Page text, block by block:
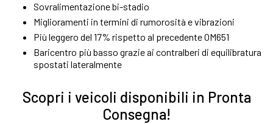
Sovralimentazione bi-stadio
Miglioramenti in termini di rumorosità e vibrazioni
Più leggero del 17% rispetto al precedente OM651
Baricentro più basso grazie ai contralberi di equilibratura
spostati lateralmente
Scopri i veicoli disponibili in Pronta
Consegna!